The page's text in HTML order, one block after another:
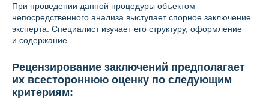
При проведении данной процедуры объектом
непосредственного анализа выступает спорное заключение
эксперта. Специалист изучает его структуру, оформление
и содержание.
Рецензирование заключений предполагает
их всестороннюю оценку по следующим
критериям: